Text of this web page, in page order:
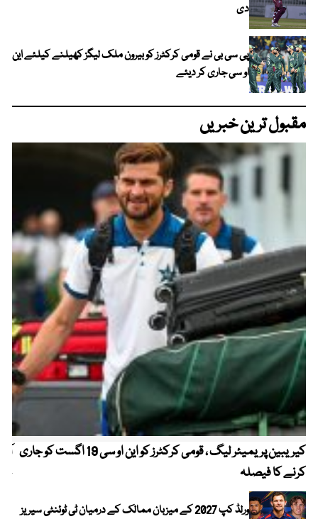
دی
پی سی بی نے قومی کرکٹرز کو بیرون ملک لیگز کھیلنے کیلئے این
او سی جاری کر دیئے
مقبول ترین خبریں
کیریبین پریمیئر لیگ ، قومی کرکٹرز کو این او سی 19 اگست کو جاری
کرنے کا فیصلہ
ورلڈ کپ 2027 کے میزبان ممالک کے درمیان ٹی ٹوئنٹی سیریز